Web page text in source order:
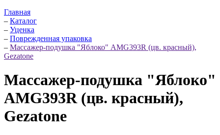
Главная
– Каталог
– Уценка
– Поврежденная упаковка
– Массажер-подушка "Яблоко" AMG393R (цв. красный),
Gezatone
Массажер-подушка "Яблоко"
AMG393R (цв. красный),
Gezatone